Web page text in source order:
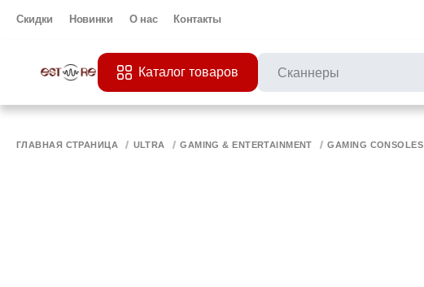
Скидки Новинки О нас Контакты
Каталог товаров
ГЛАВНАЯ СТРАНИЦА ULTRA GAMING & ENTERTAINMENT GAMING CONSOLES